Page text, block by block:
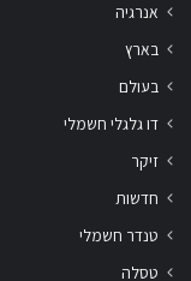
אנרגיה
בארץ
בעולם
דו גלגלי חשמלי
זיקר
חדשות
טנדר חשמלי
טסלה